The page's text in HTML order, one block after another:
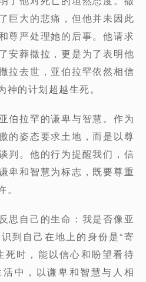
巨大的悲痛，但他并未因此
尊严处理她的后事。他请求
安葬撒拉，更是为了表明他
拉去世，亚伯拉罕依然相信
的计划超越生死。
伯拉罕的谦卑与智慧。作为
的姿态要求土地，而是以尊
判。他的行为提醒我们，信
卑和智慧为标志，既要尊重
思自己的生命：我是否像亚
到自己在地上的身份是“寄
死时，能以信心和盼望看待
中，以谦卑和智慧与人相